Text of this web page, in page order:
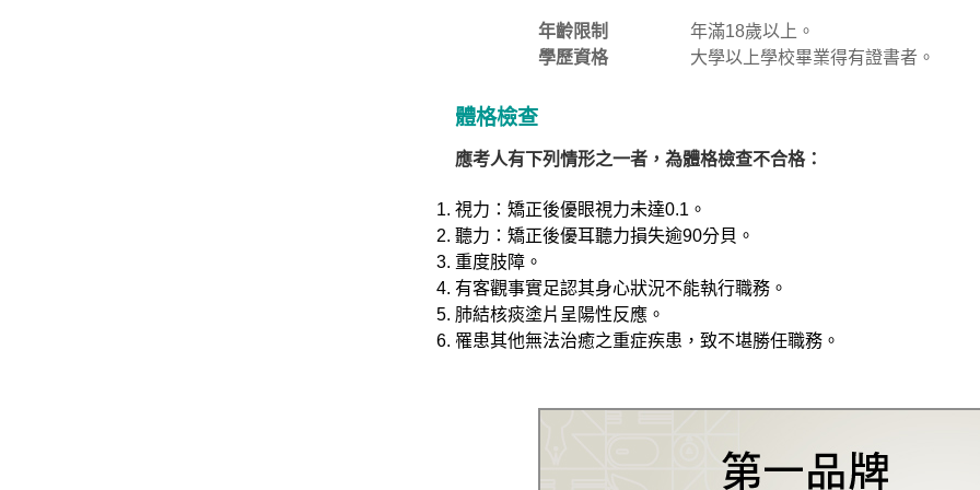
年齡限制
年滿18歲以上。
學歷資格
大學以上學校畢業得有證書者。
體格檢查
應考人有下列情形之一者，為體格檢查不合格：
視力：矯正後優眼視力未達0.1。
聽力：矯正後優耳聽力損失逾90分貝。
重度肢障。
有客觀事實足認其身心狀況不能執行職務。
肺結核痰塗片呈陽性反應。
罹患其他無法治癒之重症疾患，致不堪勝任職務。